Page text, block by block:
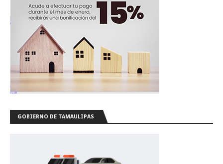
GOBIERNO DE TAMAULIPAS